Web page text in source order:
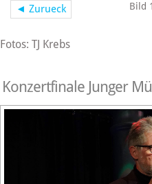
◄ Zurueck Bild
Fotos: TJ Krebs
Konzertfinale Junger